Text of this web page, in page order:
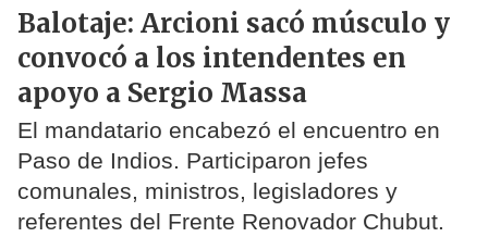
Balotaje: Arcioni sacó músculo y
convocó a los intendentes en
apoyo a Sergio Massa
El mandatario encabezó el encuentro en
Paso de Indios. Participaron jefes
comunales, ministros, legisladores y
referentes del Frente Renovador Chubut.